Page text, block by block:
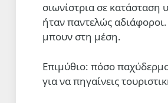
σιωνίστρια σε κατάσταση
ήταν παντελώς
μπουν στη μέση.
Eπιμύθιο: πόσο
για να πηγαίνεις